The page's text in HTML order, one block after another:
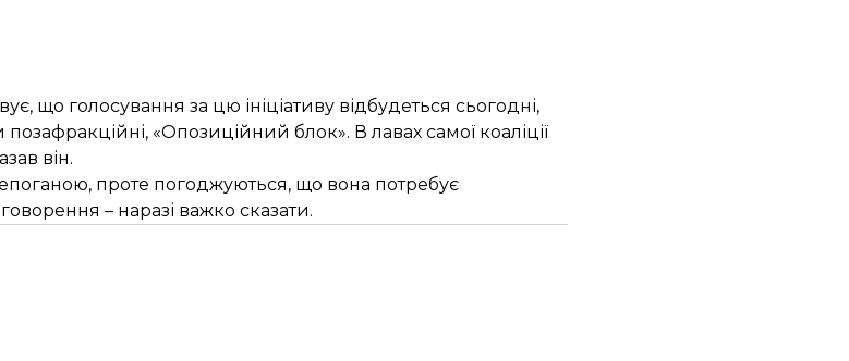
що голосування за цю ініціативу відбудеться сьогодні,
«Опозиційний блок». В лавах самої коаліції
він.
проте погоджуються, що вона потребує
– наразі важко сказати.